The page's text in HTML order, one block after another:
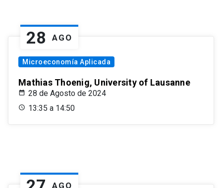
28 AGO
Microeconomía Aplicada
Mathias Thoenig, University of Lausanne
28 de Agosto de 2024
13:35 a 14:50
AGO